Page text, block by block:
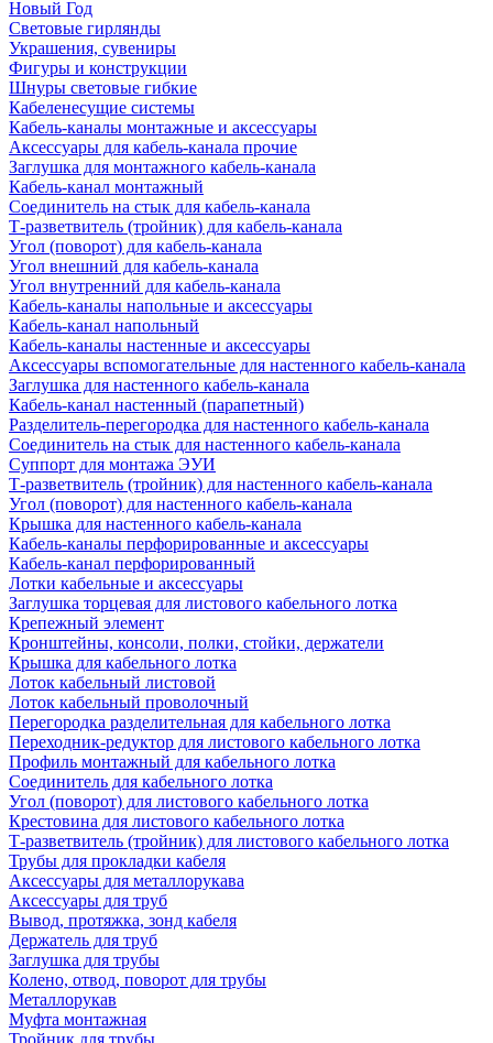
Новый Год
Световые гирлянды
Украшения, сувениры
Фигуры и конструкции
Шнуры световые гибкие
Кабеленесущие системы
Кабель-каналы монтажные и аксессуары
Аксессуары для кабель-канала прочие
Заглушка для монтажного кабель-канала
Кабель-канал монтажный
Соединитель на стык для кабель-канала
Т-разветвитель (тройник) для кабель-канала
Угол (поворот) для кабель-канала
Угол внешний для кабель-канала
Угол внутренний для кабель-канала
Кабель-каналы напольные и аксессуары
Кабель-канал напольный
Кабель-каналы настенные и аксессуары
Аксессуары вспомогательные для настенного кабель-канала
Заглушка для настенного кабель-канала
Кабель-канал настенный (парапетный)
Разделитель-перегородка для настенного кабель-канала
Соединитель на стык для настенного кабель-канала
Суппорт для монтажа ЭУИ
Т-разветвитель (тройник) для настенного кабель-канала
Угол (поворот) для настенного кабель-канала
Крышка для настенного кабель-канала
Кабель-каналы перфорированные и аксессуары
Кабель-канал перфорированный
Лотки кабельные и аксессуары
Заглушка торцевая для листового кабельного лотка
Крепежный элемент
Кронштейны, консоли, полки, стойки, держатели
Крышка для кабельного лотка
Лоток кабельный листовой
Лоток кабельный проволочный
Перегородка разделительная для кабельного лотка
Переходник-редуктор для листового кабельного лотка
Профиль монтажный для кабельного лотка
Соединитель для кабельного лотка
Угол (поворот) для листового кабельного лотка
Крестовина для листового кабельного лотка
Т-разветвитель (тройник) для листового кабельного лотка
Трубы для прокладки кабеля
Аксессуары для металлорукава
Аксессуары для труб
Вывод, протяжка, зонд кабеля
Держатель для труб
Заглушка для трубы
Колено, отвод, поворот для трубы
Металлорукав
Муфта монтажная
Тройник для трубы